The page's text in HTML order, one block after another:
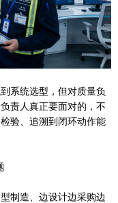
系统选型，但对质量负
责人真正要面对的，不
验、追溯到闭环动作能
制造、边设计边采购边